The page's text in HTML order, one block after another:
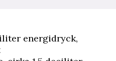
energidryck,